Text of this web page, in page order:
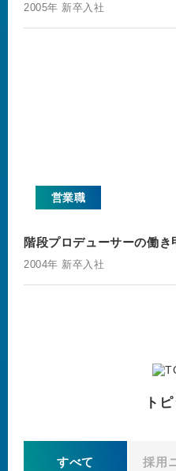
2005年 新卒入社
営業職
階段プロデューサーの働き
2004年 新卒入社
ト
すべて 採用